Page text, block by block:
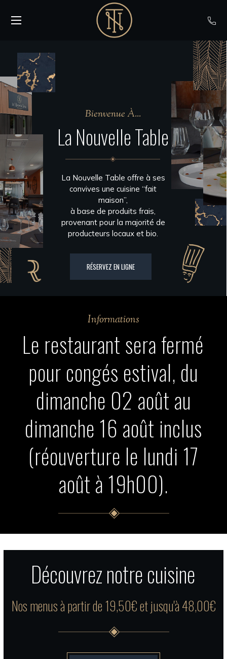
La Nouvelle Table
La Nouvelle Table offre à ses
convives une cuisine “fait
maison”,
à base de produits frais,
provenant pour la majorité de
producteurs locaux et bio.
RÉSERVEZ EN LIGNE
Bienvenue À...
Informations
Le restaurant sera fermé
pour congés estival, du
dimanche 02 août au
dimanche 16 août inclus
(réouverture le lundi 17
août à 19h00).
Découvrez notre cuisine
Nos menus à partir de 19,50€ et jusqu'à 48,00€